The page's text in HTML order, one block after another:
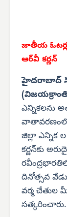
జాతీయ ఓటర్ల
ఆర్‌వీ కర్ణన్
హైదరాబాద్
ఎన్నికలను
వాతావరణంలో
జిల్లా ఎన్నిక
కర్ణన్‌కు
దినోత్సవ
వర్మ చేతుల
సత్కరించారు.